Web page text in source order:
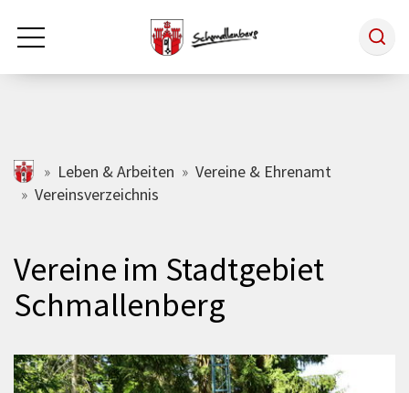
Zum Hauptinhalt springen
Rathaus & Politik
Tourismus
schmallenberg.de
Leben & Arbeiten
Vereine & Ehrenamt
Vereinsverzeichnis
Vereine im Stadtgebiet
Schmallenberg